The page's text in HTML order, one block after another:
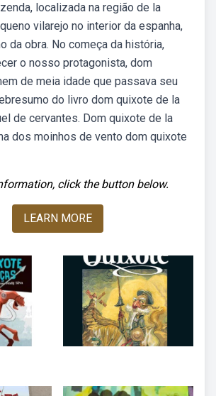
localizada na região de la
vilarejo no interior da espanha,
da obra. No começa da história,
o nosso protagonista, dom
de meia idade que passava seu
do livro dom quixote de la
de cervantes. Dom quixote de la
dos moinhos de vento dom quixote
click the button below.
LEARN MORE